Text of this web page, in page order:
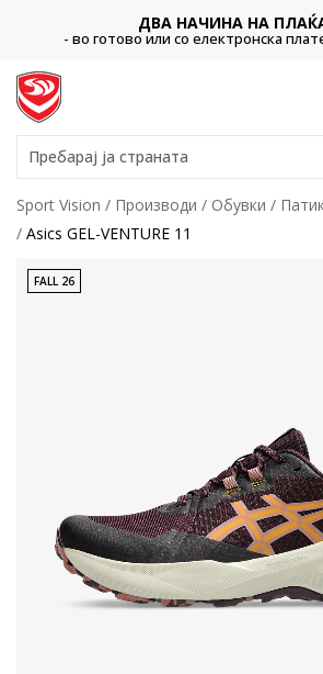
ДВА НАЧИНА НА
- во готово или со електронска
Пребарај ја страната
Sport Vision Производи Обувки
Asics GEL-VENTURE 11
FALL 26